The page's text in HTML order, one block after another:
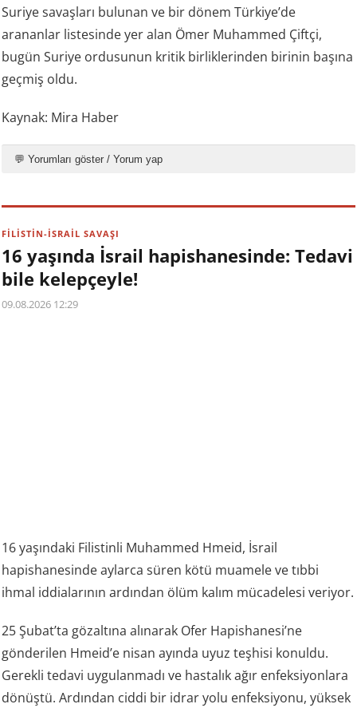
Suriye savaşları bulunan ve bir dönem Türkiye’de
arananlar listesinde yer alan Ömer Muhammed Çiftçi,
bugün Suriye ordusunun kritik birliklerinden birinin başına
geçmiş oldu.
Kaynak: Mira Haber
💬 Yorumları göster / Yorum yap
FİLİSTİN-İSRAİL SAVAŞI
16 yaşında İsrail hapishanesinde: Tedavi
bile kelepçeyle!
09.08.2026 12:29
16 yaşındaki Filistinli Muhammed Hmeid, İsrail
hapishanesinde aylarca süren kötü muamele ve tıbbi
ihmal iddialarının ardından ölüm kalım mücadelesi veriyor.
25 Şubat’ta gözaltına alınarak Ofer Hapishanesi’ne
gönderilen Hmeid’e nisan ayında uyuz teşhisi konuldu.
Gerekli tedavi uygulanmadı ve hastalık ağır enfeksiyonlara
dönüştü. Ardından ciddi bir idrar yolu enfeksiyonu, yüksek